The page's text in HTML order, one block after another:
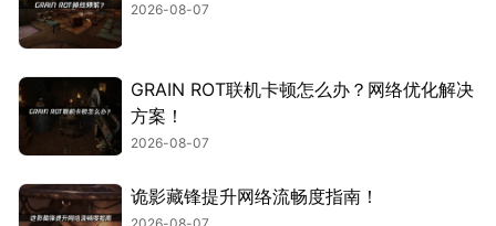
2026-08-07
GRAIN ROT联机卡顿怎么办？网络优化解决
方案！
2026-08-07
诡影藏锋提升网络流畅度指南！